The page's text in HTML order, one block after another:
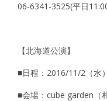
06-6341-3525(平日
【北海道公演】
■日程：2016/11/2（水）
■会場：cube garden（